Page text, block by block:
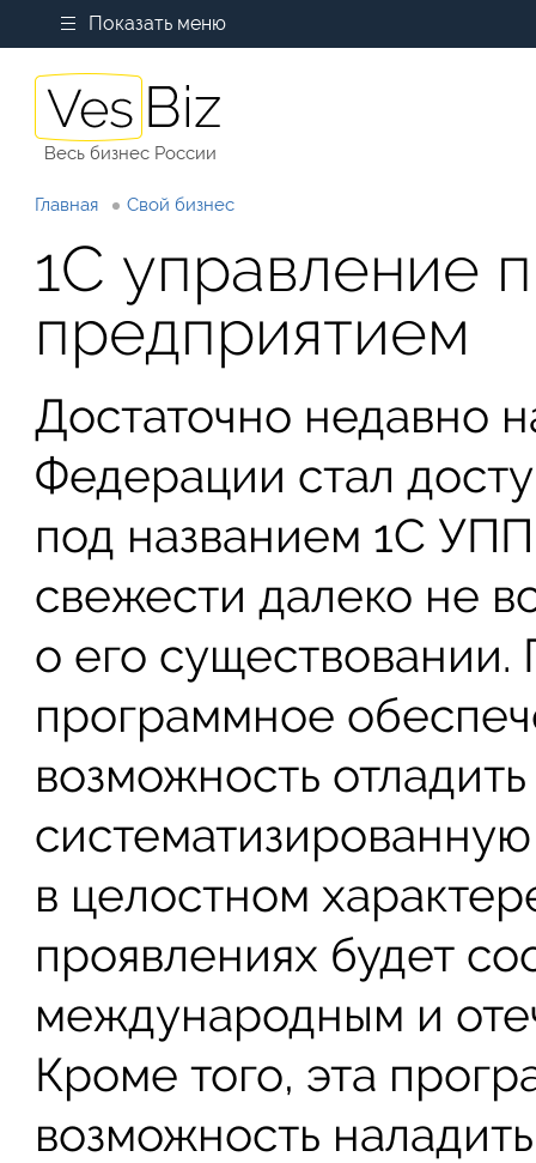
Показать меню
Весь бизнес России
Главная Свой бизнес
1С управление
предприятием
Достаточно недавно
Федерации стал
под названием 1С
свежести далеко не
о его
программное
возможность
в целостном
проявлениях будет
международным и
Кроме того, эта
возможность